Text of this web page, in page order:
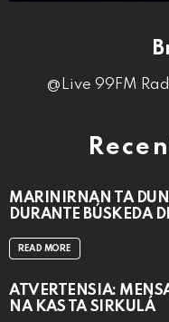
@Live 99FM
MARINIRNAN TA
DURANTE BÚSKEDA
READ MORE
ATVERTENSIA:
NA KAS TA SIRKULÁ